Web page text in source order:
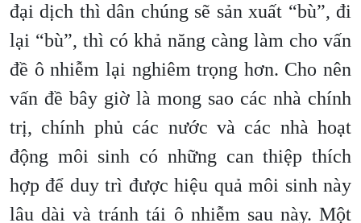
đại dịch thì dân chúng sẽ sản xuất “bù”, đi
lại “bù”, thì có khả năng càng làm cho vấn
đề ô nhiễm lại nghiêm trọng hơn. Cho nên
vấn đề bây giờ là mong sao các nhà chính
trị, chính phủ các nước và các nhà hoạt
động môi sinh có những can thiệp thích
hợp để duy trì được hiệu quả môi sinh này
lâu dài và tránh tái ô nhiễm sau này. Một